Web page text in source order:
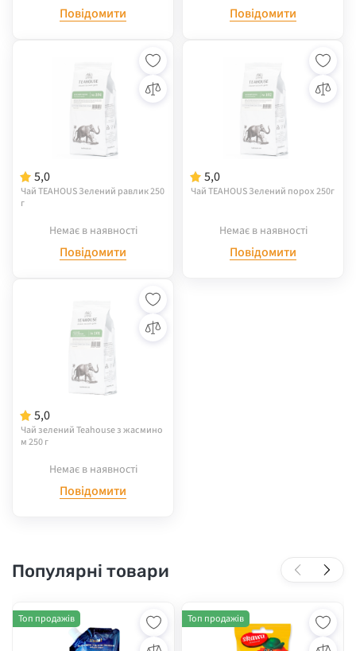
Повідомити Повідомити
5,0
Чай TEAHOUS Зелений равлик 250
г
Немає в наявності
Повідомити
5,0
Чай TEAHOUS Зелений порох 250г
Немає в наявності
Повідомити
5,0
Чай зелений Teahouse з жасмино
м 250 г
Немає в наявності
Повідомити
Популярні товари
Топ продажів Топ продажів